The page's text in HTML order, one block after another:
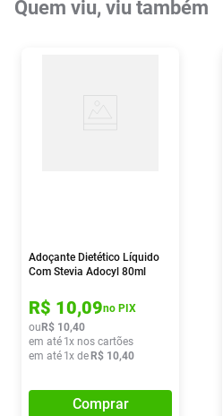
Quem viu, viu também
Adoçante Dietético Líquido
Com Stevia Adocyl 80ml
R$ 10,09no PIX
ou R$ 10,40
em até 1x nos cartões
em até 1x de R$ 10,40
Comprar